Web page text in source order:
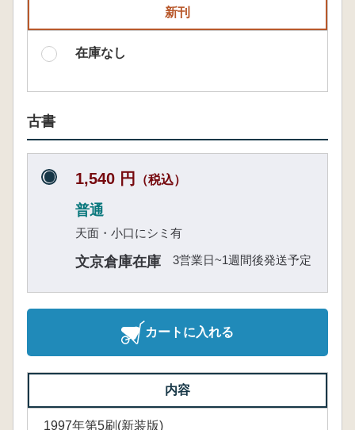
新刊
在庫なし
古書
1,540 円 （税込）
普通
天面・小口にシミ有
文京倉庫在庫 3営業日~1週間後発送予定
カートに入れる
内容
1997年第5刷(新装版)